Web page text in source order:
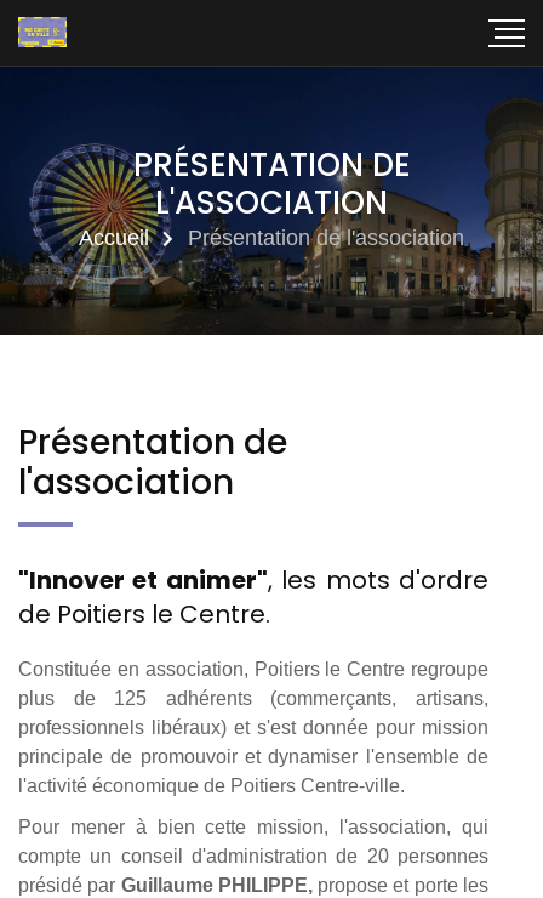
PRÉSENTATION DE
L'ASSOCIATION
Accueil Présentation de l'association
Présentation de
l'association
"Innover et animer", les mots d'ordre
de Poitiers le Centre.
Constituée en association, Poitiers le Centre regroupe
plus de 125 adhérents (commerçants, artisans,
professionnels libéraux) et s'est donnée pour mission
principale de promouvoir et dynamiser l'ensemble de
l'activité économique de Poitiers Centre-ville.
Pour mener à bien cette mission, l'association, qui
compte un conseil d'administration de 20 personnes
présidé par Guillaume PHILIPPE,propose et porte les